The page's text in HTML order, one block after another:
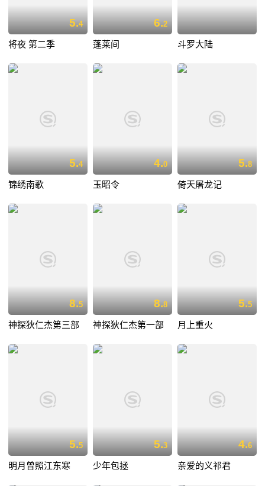
5.4
将夜 第二季
6.2
蓬莱间 斗罗大陆
5.4
锦绣南歌
4.0
玉昭令
5.8
倚天屠龙记
8.5
神探狄仁杰第三部
8.8
神探狄仁杰第一部
5.5
月上重火
5.5
明月曾照江东寒
5.3
少年包拯
4.6
亲爱的义祁君